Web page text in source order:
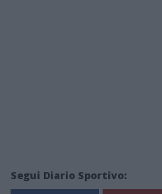
Segui Diario Sportivo: